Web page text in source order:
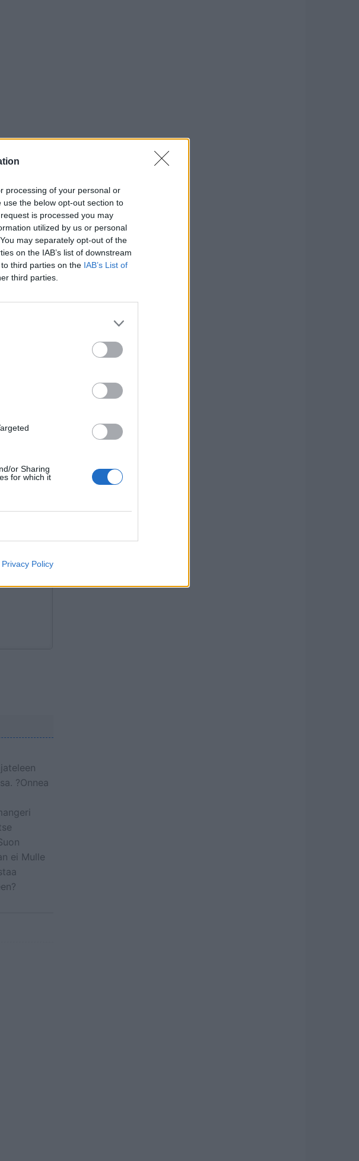
processing of your personal or
the below opt-out section to
is processed you may
utilized by us or personal
may separately opt-out of the
on the IAB’s list of downstream
third parties on the IAB’s List of
third parties.
or Sharing
for which it
Privacy Policy
?Onnea
ei Mulle